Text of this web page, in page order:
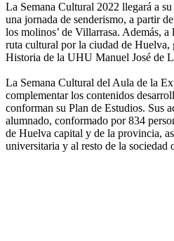
La Semana Cultural 2022 llegará a
una jornada de senderismo, a partir
los molinos’ de Villarrasa. Además, a
ruta cultural por la ciudad de Huelva,
Historia de la UHU Manuel José de
La Semana Cultural del Aula de la
complementar los contenidos
conforman su Plan de Estudios. Sus
alumnado, conformado por 834
de Huelva capital y de la provincia,
universitaria y al resto de la sociedad